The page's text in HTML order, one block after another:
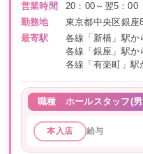
営業時間
20：00～翌5：00
勤務地
東京都中央区銀
最寄駅
各線「新橋」駅か
各線「銀座」駅か
各線「有楽町」駅
職種 ホールスタッフ(
本入店 給与